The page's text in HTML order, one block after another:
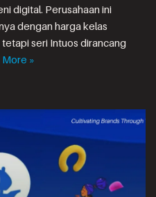
digital. Perusahaan ini
dengan harga kelas
seri Intuos dirancang
More »